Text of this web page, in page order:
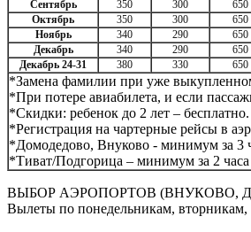
Сентябрь
350 300 650
Октябрь
350 300 650
Ноябрь
340 290 650
Декабрь
340 290 650
Декабрь 24-31
380 330 650
*Замена фамилии при уже
*При потере авиабилета, и если
*Скидки: ребенок до 2 лет – бесплатно.
*Регистрация на чартерные рейсы в
*Домодедово, Внуково - минимум за 3
*Тиват/Подгорица – минимум за 2 часа
ВЫБОР АЭРОПОРТОВ (ВНУКОВО,
Вылеты по понедельникам, вторникам,